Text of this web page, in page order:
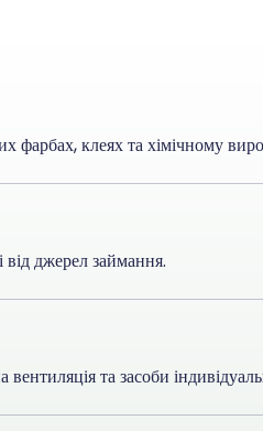
фарбах, клеях та хімічному
від джерел займання.
та засоби